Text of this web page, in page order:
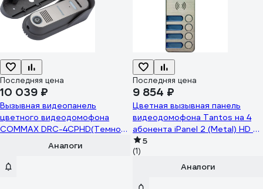
Последняя цена
10 039 ₽
Вызывная видеопанель
цветного видеодомофона
COMMAX DRC-4CPHD(Темно-
серый) DRC-4CPHD(GREY)
Аналоги
Последняя цена
9 854 ₽
Цветная вызывная панель
видеодомофона Tantos на 4
абонента iPanel 2 (Metal) HD 4
аб. 00-00188534
5
(1)
Аналоги